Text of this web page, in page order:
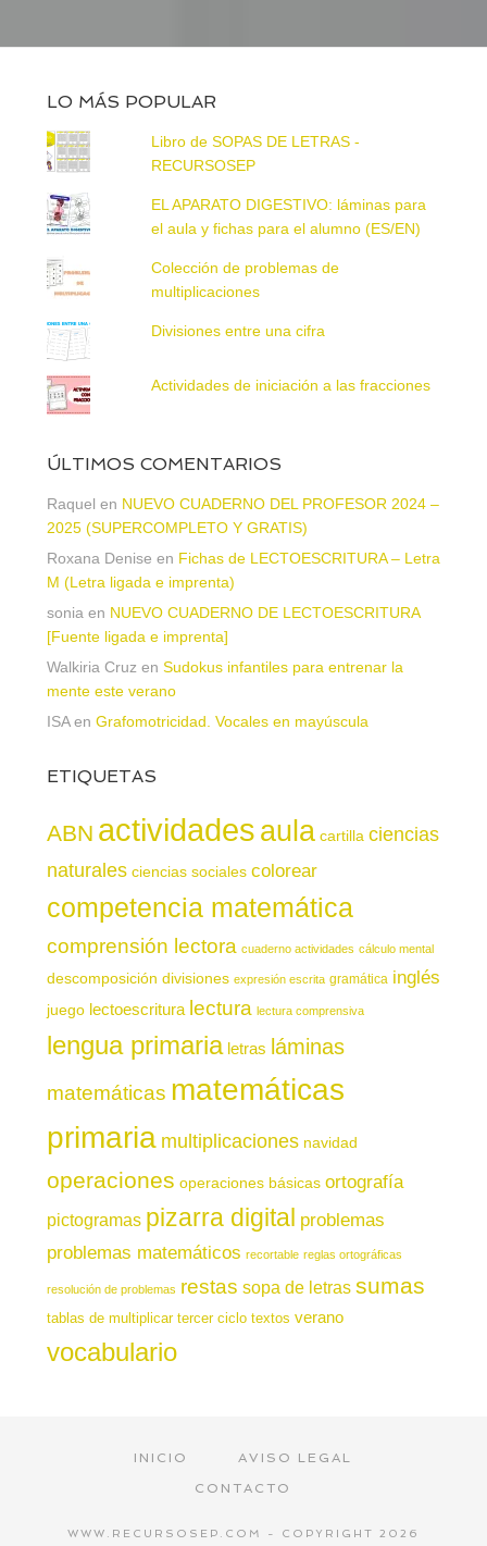
LO MÁS POPULAR
Libro de SOPAS DE LETRAS -
RECURSOSEP
EL APARATO DIGESTIVO: láminas para
el aula y fichas para el alumno (ES/EN)
Colección de problemas de
multiplicaciones
Divisiones entre una cifra
Actividades de iniciación a las fracciones
ÚLTIMOS COMENTARIOS
Raquel en NUEVO CUADERNO DEL PROFESOR 2024 –
2025 (SUPERCOMPLETO Y GRATIS)
Roxana Denise en Fichas de LECTOESCRITURA – Letra
M (Letra ligada e imprenta)
sonia en NUEVO CUADERNO DE LECTOESCRITURA
[Fuente ligada e imprenta]
Walkiria Cruz en Sudokus infantiles para entrenar la
mente este verano
ISAen Grafomotricidad. Vocales en mayúscula
ETIQUETAS
ABN actividadesaula cartilla ciencias
naturales ciencias sociales colorear
competencia matemática
comprensión lectora cuaderno actividades cálculo mental
descomposición divisiones expresión escrita gramática inglés
juego lectoescritura lectura lectura comprensiva
lengua primaria letras láminas
matemáticas matemáticas
primaria multiplicaciones navidad
operaciones operaciones básicas ortografía
pictogramas pizarra digital problemas
problemas matemáticos recortable reglas ortográficas
resolución de problemas restas sopa de letras sumas
tablas de multiplicar tercer ciclo textos verano
vocabulario
INICIO
AVISO LEGAL
CONTACTO
WWW.RECURSOSEP.COM - COPYRIGHT 2026